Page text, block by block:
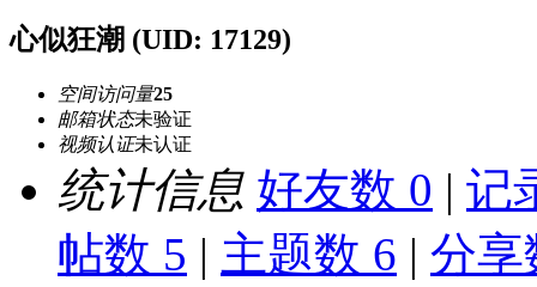
心似狂潮 (UID: 17129)
空间访问量25
邮箱状态未验证
视频认证未认证
统计信息 好友数 0 | 记
帖数 5 | 主题数 6 | 分享